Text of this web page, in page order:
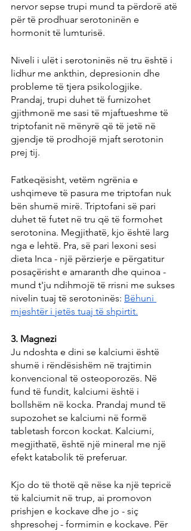
nervor sepse trupi mund ta përdorë atë
për të prodhuar serotoninën e
hormonit të lumturisë.
Niveli i ulët i serotoninës në tru është i
lidhur me ankthin, depresionin dhe
probleme të tjera psikologjike.
Prandaj, trupi duhet të furnizohet
gjithmonë me sasi të mjaftueshme të
triptofanit në mënyrë që të jetë në
gjendje të prodhojë mjaft serotonin
prej tij.
Fatkeqësisht, vetëm ngrënia e
ushqimeve të pasura me triptofan nuk
bën shumë mirë. Triptofani së pari
duhet të futet në tru që të formohet
serotonina. Megjithatë, kjo është larg
nga e lehtë. Pra, së pari lexoni sesi
dieta Inca - një përzierje e përgatitur
posaçërisht e amaranth dhe quinoa -
mund t'ju ndihmojë të rrisni me sukses
nivelin tuaj të serotoninës: Bëhuni
mjeshtër i jetës tuaj të shpirtit.
3. Magnezi
Ju ndoshta e dini se kalciumi është
shumë i rëndësishëm në trajtimin
konvencional të osteoporozës. Në
fund të fundit, kalciumi është i
bollshëm në kocka. Prandaj mund të
supozohet se kalciumi në formë
tabletash forcon kockat. Kalciumi,
megjithatë, është një mineral me një
efekt katabolik të preferuar.
Kjo do të thotë që nëse ka një tepricë
të kalciumit në trup, ai promovon
prishjen e kockave dhe jo - siç
shpresohej - formimin e kockave. Për